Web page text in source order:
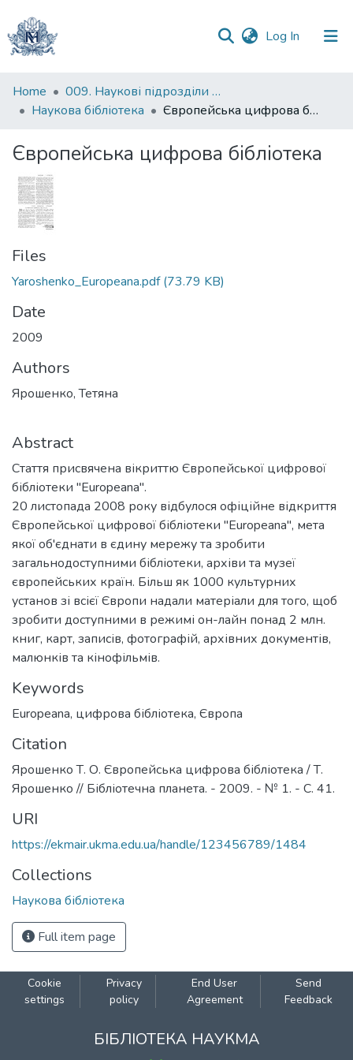
Log In (current)
Communities
&
All of DSpace
Statistics
Home
009. Наукові підрозділи НаУКМА
Наукова бібліотека
Європейська цифрова бібліотека
Європейська цифрова бібліотека
Files
Yaroshenko_Europeana.pdf(73.79 KB)
Date
2009
Authors
Ярошенко, Тетяна
Abstract
Стаття присвячена вікриттю Європейської цифрової
бібліотеки "Europeana".
20 листопада 2008 року відбулося офіційне відкриття
Європейської цифрової бібліотеки "Europeana", мета
якої об'єднати в єдину мережу та зробити
загальнодоступними бібліотеки, архіви та музеї
європейських країн. Більш як 1000 культурних
установ зі всієї Європи надали матеріали для того, щоб
зробити доступними в режимі он-лайн понад 2 млн.
книг, карт, записів, фотографій, архівних документів,
малюнків та кінофільмів.
Keywords
Europeana, цифрова бібліотека, Європа
Citation
Ярошенко Т. О. Європейська цифрова бібліотека / Т.
Ярошенко // Бібліотечна планета. - 2009. - № 1. - С. 41.
URI
https://ekmair.ukma.edu.ua/handle/123456789/1484
Collections
Наукова бібліотека
Full item page
Cookie
settings
Privacy
policy
End User
Agreement
Send
Feedback
БІБЛІОТЕКА НАУКМА